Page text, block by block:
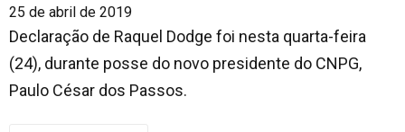
25 de abril de 2019
Declaração de Raquel Dodge foi nesta quarta-feira
(24), durante posse do novo presidente do CNPG,
Paulo César dos Passos.